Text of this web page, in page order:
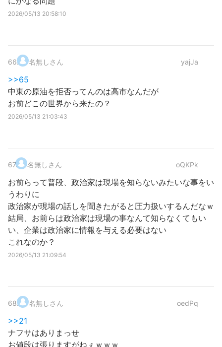
2026/05/13 20:58:10
66. 名無しさん yajJa
>>65
中東の原油を拒否ってんのは高市なんだが
お前どこの世界から来たの？
2026/05/13 21:03:43
67. 名無しさん oQKPk
お前らって普段、政治家は現場を知らないみたいな事をい
うわりに
政治家が現場の話しを聞きたがると圧力扱いするんだなｗ
結局、お前らは政治家は現場の事なんて知らなくてもい
い、企業は政治家に情報を与える必要はない
これなのか？
2026/05/13 21:09:54
68. 名無しさん oedPq
>>21
ナフサはありまっせ
お値段は張りますがねぇｗｗｗ